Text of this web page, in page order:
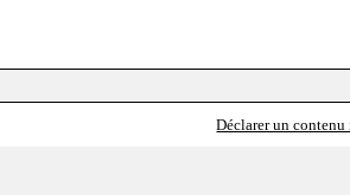
Déclarer un